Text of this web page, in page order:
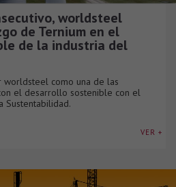
worldsteel
de Ternium en el
de la industria del
worldsteel como una de las
el desarrollo sostenible con el
Sustentabilidad.
VER +